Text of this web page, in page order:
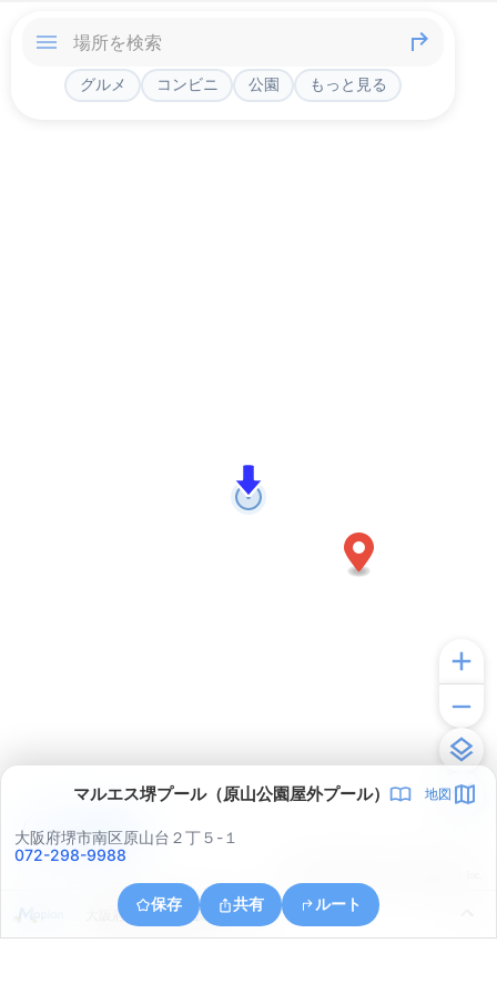
グルメ コンビニ 公園 もっと見る
マルエス堺プール（原山公園屋外プール） 地図
大阪府堺市南区原山台２丁５-１
072-298-9988
保存 共有 ルート
大阪府堺市南区赤坂台６丁１６
アプリで見る